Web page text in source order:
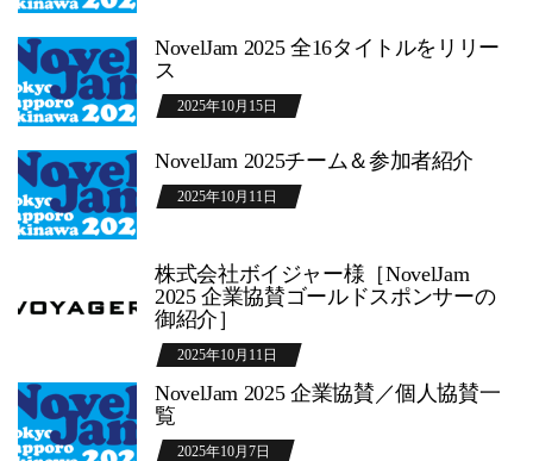
NovelJam 2025 全16タイトルをリリー
ス
2025年10月15日
NovelJam 2025チーム＆参加者紹介
2025年10月11日
株式会社ボイジャー様［NovelJam
2025 企業協賛ゴールドスポンサーの
御紹介］
2025年10月11日
NovelJam 2025 企業協賛／個人協賛一
覧
2025年10月7日